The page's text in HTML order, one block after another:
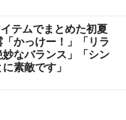
テムでまとめた初夏
かっけー！」「リラ
なバランス」「シン
素敵です」